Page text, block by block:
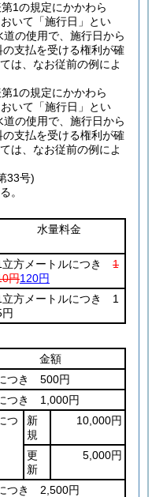
1の規定にかかわら
いて「施行日」とい
の使用で、施行日から
支払を受ける権利が確
は、なお従前の例によ
1の規定にかかわら
いて「施行日」とい
の使用で、施行日から
支払を受ける権利が確
は、なお従前の例によ
33号)
。
水量料金
立方メートルにつき 1
円120円
立方メートルにつき 1
金額
つき 500円
つき 1,000円
つ
新
規
10,000円
更
新
5,000円
つき 2,500円